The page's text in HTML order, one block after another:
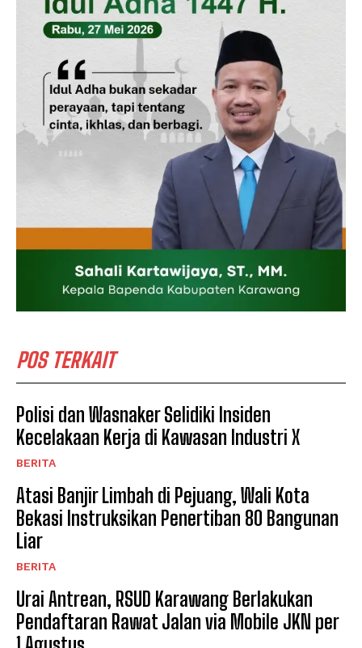
Redaksi
Pedoman Media Siber
Tentang Kami
Indeks Berita
POS TERKAIT
Polisi dan Wasnaker Selidiki Insiden
Kecelakaan Kerja di Kawasan Industri X
BERITA
Atasi Banjir Limbah di Pejuang, Wali Kota
Bekasi Instruksikan Penertiban 80 Bangunan
Liar
BERITA
Urai Antrean, RSUD Karawang Berlakukan
Pendaftaran Rawat Jalan via Mobile JKN per